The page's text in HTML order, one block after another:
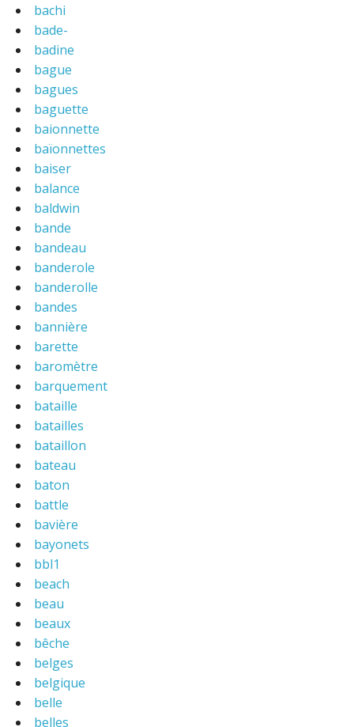
bachi
bade-
badine
bague
bagues
baguette
baionnette
baïonnettes
baiser
balance
baldwin
bande
bandeau
banderole
banderolle
bandes
bannière
barette
baromètre
barquement
bataille
batailles
bataillon
bateau
baton
battle
bavière
bayonets
bbl1
beach
beau
beaux
bêche
belges
belgique
belle
belles